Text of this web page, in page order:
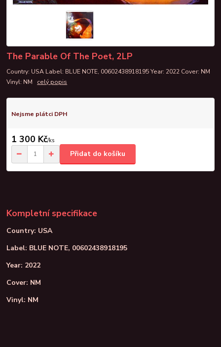
The Parable Of The Poet, 2LP
Country: USA Label: BLUE NOTE, 00602438918195 Year: 2022 Cover: NM
Vinyl: NM celý popis
Nejsme plátci DPH
1 300 Kč/ks
Přidat do košíku
Kompletní specifikace
Country: USA
Label: BLUE NOTE, 00602438918195
Year: 2022
Cover: NM
Vinyl: NM